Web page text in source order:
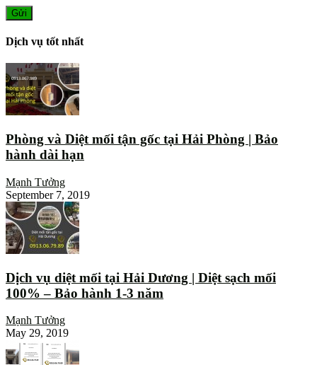
Dịch vụ tốt nhất
Phòng và Diệt mối tận gốc tại Hải Phòng | Bảo
hành dài hạn
Mạnh Tưởng
September 7, 2019
Dịch vụ diệt mối tại Hải Dương | Diệt sạch mối
100% – Bảo hành 1-3 năm
Mạnh Tưởng
May 29, 2019